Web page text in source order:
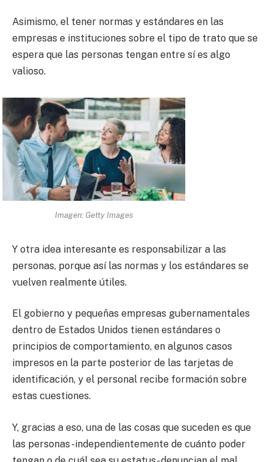
Asimismo, el tener normas y estándares en las
empresas e instituciones sobre el tipo de trato que se
espera que las personas tengan entre sí es algo
valioso.
Imagen: Getty Images
Y otra idea interesante es responsabilizar a las
personas, porque así las normas y los estándares se
vuelven realmente útiles.
El gobierno y pequeñas empresas gubernamentales
dentro de Estados Unidos tienen estándares o
principios de comportamiento, en algunos casos
impresos en la parte posterior de las tarjetas de
identificación, y el personal recibe formación sobre
estas cuestiones.
Y, gracias a eso, una de las cosas que suceden es que
las personas -independientemente de cuánto poder